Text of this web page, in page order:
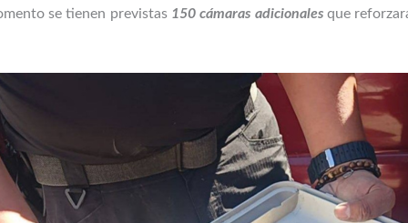
se tienen previstas 150 cámaras adicionalesque